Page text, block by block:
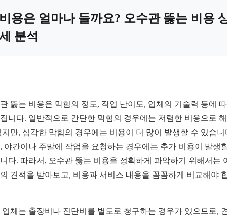
용은 얼마나 들까요? 오수관 뚫는 비용
분석
뚫는 비용은 막힘의 정도, 작업 난이도, 업체의 기술력 등에
니다. 일반적으로 간단한 막힘의 경우에는 저렴한 비용으로
지만, 심각한 막힘의 경우에는 비용이 더 많이 발생할 수 있습니
야간이나 주말에 작업을 요청하는 경우에는 추가 비용이 발생
다. 따라서, 오수관 뚫는 비용을 정확하게 파악하기 위해서는
견적을 받아보고, 비용과 서비스 내용을 꼼꼼하게 비교해야
업체는 출장비나 진단비를 별도로 청구하는 경우가 있으므로,